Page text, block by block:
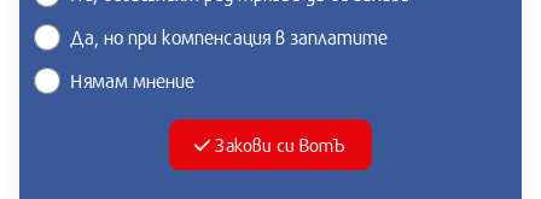
Да, но при компенсация в заплатите
Нямам мнение
Закови си ВотЪ